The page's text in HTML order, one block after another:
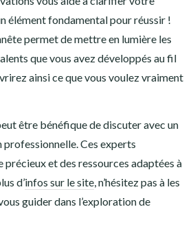
élément fondamental pour réussir !
permet de mettre en lumière les
que vous avez développés au fil
ainsi ce que vous voulez vraiment
être bénéfique de discuter avec un
Ces experts
et des ressources adaptées à
d’infos sur le site, n’hésitez pas à les
guider dans l’exploration de